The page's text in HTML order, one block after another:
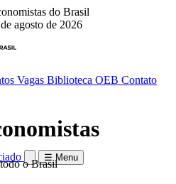
do Brasil
agosto de 2026
Vagas Biblioteca OEB Contato
☰ Menu
o Brasil